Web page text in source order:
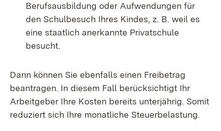
Berufsausbildung oder Aufwendungen für
den Schulbesuch Ihres Kindes, z. B. weil es
eine staatlich anerkannte Privatschule
besucht.
Dann können Sie ebenfalls einen Freibetrag
beantragen. In diesem Fall berücksichtigt Ihr
Arbeitgeber Ihre Kosten bereits unterjährig. Somit
reduziert sich Ihre monatliche Steuerbelastung.